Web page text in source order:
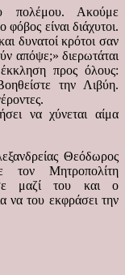
πολέμου. Ακούμε
είναι διάχυτοι.
δυνατοί κρότοι σαν
απόψε;» διερωτάται
προς όλους:
την Λιβύη.
να χύνεται αίμα
Θεόδωρος
τον Μητροπολίτη
μαζί του και ο
να του εκφράσει την